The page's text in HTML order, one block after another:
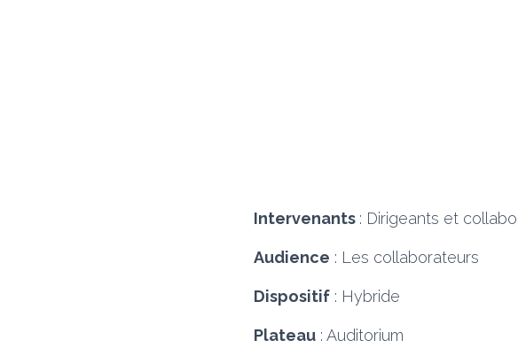
Intervenants : Dirigeants et
Audience : Les collaborateurs
Dispositif : Hybride
Plateau :Auditorium